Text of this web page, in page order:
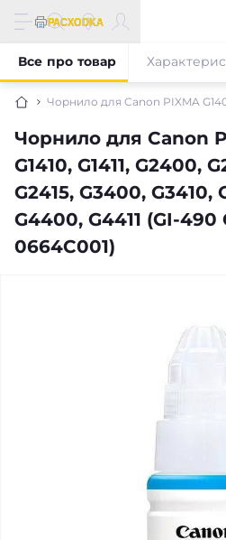
Чорнило для Canon PIXMA
Чорнило для Canon
G1410, G1411, G2400,
G2415, G3400, G3410,
G4400, G4411 (GI-490
0664C001)
Все про товар